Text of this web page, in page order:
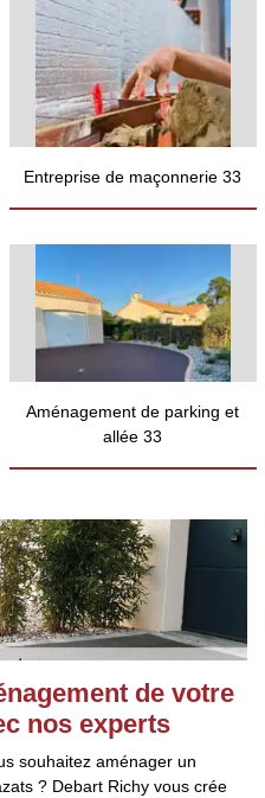
Entreprise de maçonnerie 33
Aménagement de parking et
allée 33
de votre
nos experts
souhaitez aménager un
? Debart Richy vous crée